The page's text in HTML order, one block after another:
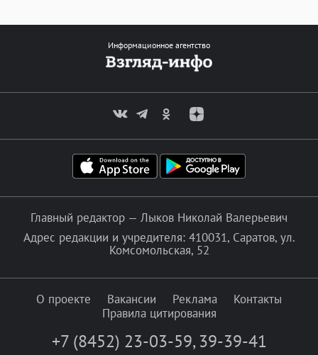
Информационное агентство
Главный редактор — Лыков Николай Валерьевич
Адрес редакции и учредителя: 410031, Саратов, ул.
Комсомольская, 52
О проекте Вакансии Реклама
Контакты
Правила цитирования
+7 (8452) 23-03-59, 39-39-41